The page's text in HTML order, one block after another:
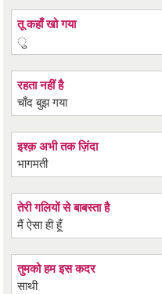
तू कहाँ खो गया
ु
रहता नहीं है
चाँद बुझ गया
इश्क़ अभी तक ज़िंदा
भागमती
तेरी गलियों से बाबस्ता है
मैं ऐसा ही हूँ
तुमको हम इस कदर
साथी